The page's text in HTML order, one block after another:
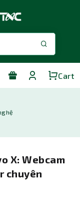
Cart
X: Webcam
chuyên